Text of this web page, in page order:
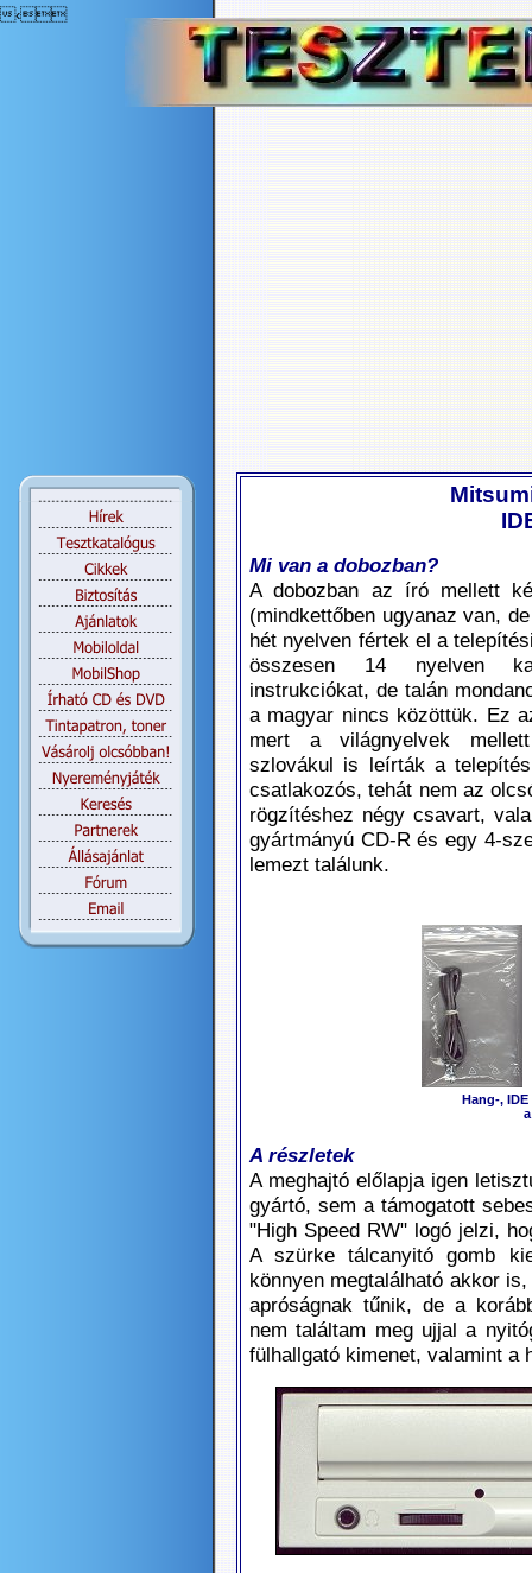
‹
Mi van a dobozban?
A dobozban az író mellett
(mindkettőben ugyanaz van,
hét nyelven fértek el a
összesen 14 nyelven
instrukciókat, de talán
a magyar nincs közöttük. Ez
mert a világnyelvek
szlovákul is leírták a
csatlakozós, tehát nem az
rögzítéshez négy csavart,
gyártmányú CD-R és egy 4-
lemezt találunk.
Hang-,
A részletek
A meghajtó előlapja igen
gyártó, sem a támogatott
"High Speed RW" logó jelzi,
A szürke tálcanyitó gomb
könnyen megtalálható akkor
apróságnak tűnik, de a
nem találtam meg ujjal a
fülhallgató kimenet, valamint a